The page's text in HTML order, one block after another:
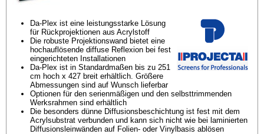
Da-Plex ist eine leistungsstarke Lösung
für Rückprojektionen aus Acrylstoff
Die robuste Projektionswand bietet eine
hochauflösende diffuse Reflexion bei fest
eingerichteten Installationen
Da-Plex ist in Standardmaßen bis zu 251
cm hoch x 427 breit erhältlich. Größere
Abmessungen sind auf Wunsch lieferbar
Optionen für den serienmäßigen und den selbsttrimmenden
Werksrahmen sind erhältlich
Die besonders dünne Diffusionsbeschichtung ist fest mit dem
Acrylsubstrat verbunden und kann sich nicht wie bei laminierten
Diffusionsleinwänden auf Folien- oder Vinylbasis ablösen